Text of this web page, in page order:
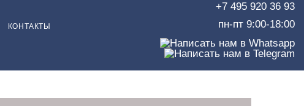
КОНТАКТЫ
+7 495 920 36 93
пн-пт 9:00-18:00